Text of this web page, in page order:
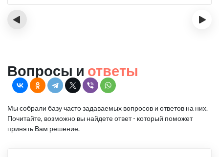
‹ ›
Вопросы и ответы
Мы собрали базу часто задаваемых вопросов и ответов на них.
Почитайте, возможно вы найдете ответ - который поможет
принять Вам решение.